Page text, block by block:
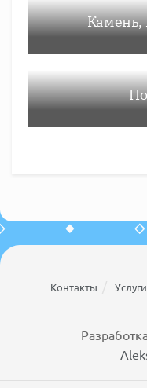
Камень,
Контакты Услуги